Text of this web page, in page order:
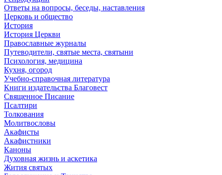
Ответы на вопросы, беседы, наставления
Церковь и общество
История
История Церкви
Православные журналы
Путеводители, святые места, святыни
Психология, медицина
Кухня, огород
Учебно-справочная литература
Книги издательства Благовест
Священное Писание
Псалтири
Толкования
Молитвословы
Акафисты
Акафистники
Каноны
Духовная жизнь и аскетика
Жития святых